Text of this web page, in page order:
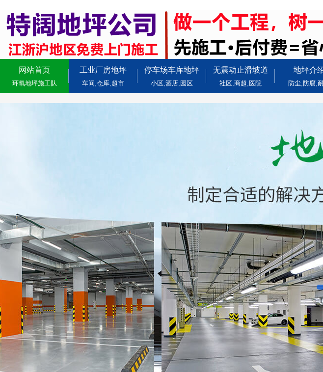
网站首页
环氧地坪施工队
工业厂房地坪
车间,仓库,超市
停车场车库地坪
小区,酒店,园区
无震动止滑坡道
社区,商超,医院
地坪介
防尘,防腐,